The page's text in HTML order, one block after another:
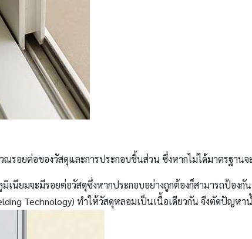
รอยต่อของวัสดุและการประกอบชิ้นส่วน ซึ่งหากไม่ได้มาตรฐานจ
เนียมจะมีรอยต่อวัสดุซึ่งหากประกอบอย่างถูกต้องก็สามารถป้อง
Technology) ทำให้วัสดุหลอมเป็นเนื้อเดียวกัน จึงตัดปัญหา